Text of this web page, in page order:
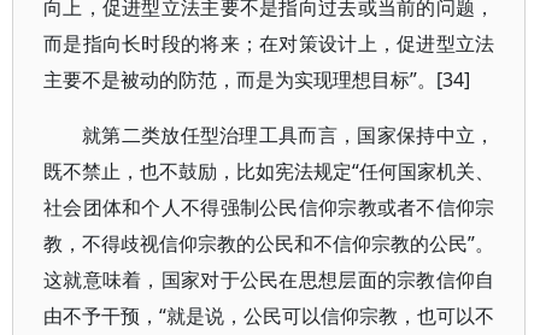
向上，促进型立法主要不是指向过去或当前的问题，
而是指向长时段的将来；在对策设计上，促进型立法
主要不是被动的防范，而是为实现理想目标”。[34]
就第二类放任型治理工具而言，国家保持中立，
既不禁止，也不鼓励，比如宪法规定“任何国家机关、
社会团体和个人不得强制公民信仰宗教或者不信仰宗
教，不得歧视信仰宗教的公民和不信仰宗教的公民”。
这就意味着，国家对于公民在思想层面的宗教信仰自
由不予干预，“就是说，公民可以信仰宗教，也可以不